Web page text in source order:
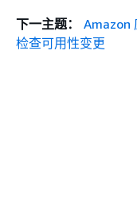
下一主题：
Amazon
检查可用性变更